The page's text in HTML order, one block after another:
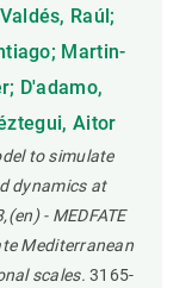
Raúl;
Martin-
D'adamo,
Aitor
to simulate
dynamics at
- MEDFATE
Mediterranean
scales. 3165-